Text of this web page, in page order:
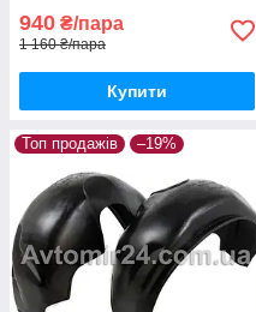
940 ₴/пара
1 160 ₴/пара
Купити
Топ продажів –19%